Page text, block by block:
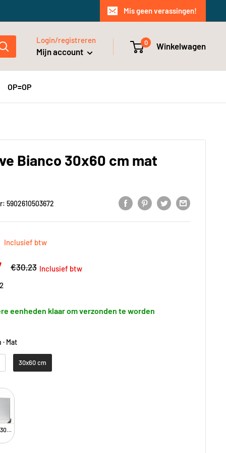
Mis geen verassingen!
Login/registreren
Mijn account
0 Winkelwagen
OP=OP
Bianco 30x60 cm mat
5902610503672
Inclusief btw
Adviesprijs
€30,23 Inclusief btw
eenheden klaar om verzonden te worden
Mat
30x60 cm
cm · Mat